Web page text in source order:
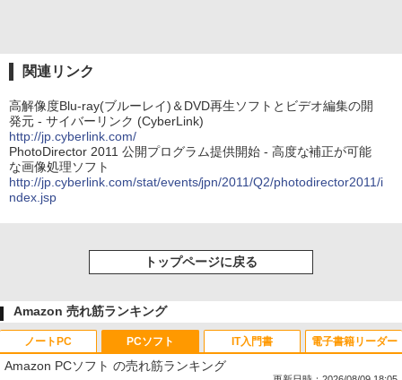
関連リンク
高解像度Blu-ray(ブルーレイ)＆DVD再生ソフトとビデオ編集の開
発元 - サイバーリンク (CyberLink)
http://jp.cyberlink.com/
PhotoDirector 2011 公開プログラム提供開始 - 高度な補正が可能
な画像処理ソフト
http://jp.cyberlink.com/stat/events/jpn/2011/Q2/photodirector2011/i
ndex.jsp
トップページに戻る
Amazon 売れ筋ランキング
ノートPC PCソフト
Amazon PCソフト の売れ筋ランキング
IT入門書 電子書籍リーダー